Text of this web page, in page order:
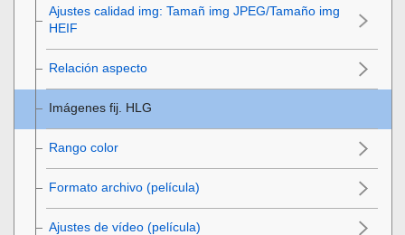
Ajustes calidad img: Tamañ img JPEG/Tamaño img
HEIF
Relación aspecto
Imágenes fij. HLG
Rango color
Formato archivo (película)
Ajustes de vídeo (película)